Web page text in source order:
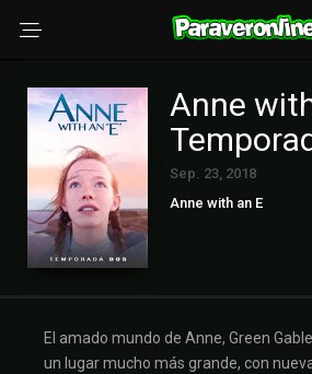
Anne
Sep. 23, 2018
Anne with an E
El amado mundo de Anne, Green
un lugar mucho más grande, con